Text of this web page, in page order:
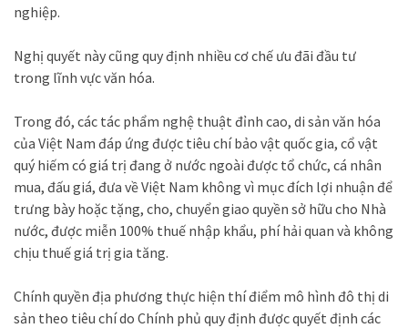
nghiệp.
Nghị quyết này cũng quy định nhiều cơ chế ưu đãi đầu tư
trong lĩnh vực văn hóa.
Trong đó, các tác phẩm nghệ thuật đỉnh cao, di sản văn hóa
của Việt Nam đáp ứng được tiêu chí bảo vật quốc gia, cổ vật
quý hiếm có giá trị đang ở nước ngoài được tổ chức, cá nhân
mua, đấu giá, đưa về Việt Nam không vì mục đích lợi nhuận để
trưng bày hoặc tặng, cho, chuyển giao quyền sở hữu cho Nhà
nước, được miễn 100% thuế nhập khẩu, phí hải quan và không
chịu thuế giá trị gia tăng.
Chính quyền địa phương thực hiện thí điểm mô hình đô thị di
sản theo tiêu chí do Chính phủ quy định được quyết định các